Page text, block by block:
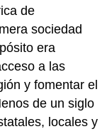
de
sociedad
era
a las
y fomentar el
de un siglo
locales y